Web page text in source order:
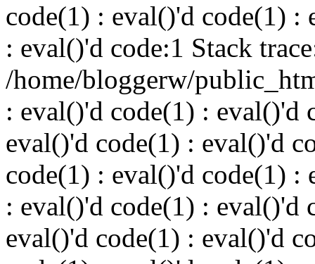
code(1) : eval()'d code(1) :
: eval()'d code:1 Stack
/home/bloggerw/
: eval()'d code(1) : eval()'d
eval()'d code(1) : eval()'d
code(1) : eval()'d code(1) :
: eval()'d code(1) : eval()'d
eval()'d code(1) : eval()'d